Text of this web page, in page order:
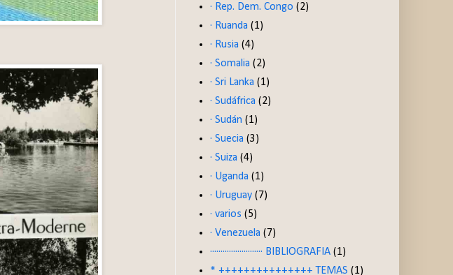
· Rep. Dem. Congo (2)
· Ruanda (1)
· Rusia (4)
· Somalia (2)
· Sri Lanka (1)
· Sudáfrica (2)
· Sudán (1)
· Suecia (3)
· Suiza (4)
· Uganda (1)
· Uruguay (7)
· varios (5)
· Venezuela (7)
························· BIBLIOGRAFIA (1)
* +++++++++++++++ TEMAS (1)